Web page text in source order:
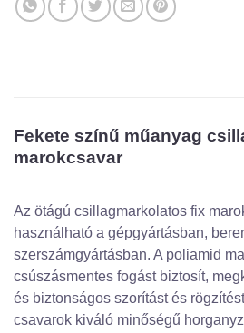
Fekete színű műanyag
marokcsavar
Az ötágú csillagmarkolatos fix
használható a gépgyártásban,
szerszámgyártásban. A poliamid
csúszásmentes fogást biztosít,
és biztonságos szorítást és
csavarok kiváló minőségű